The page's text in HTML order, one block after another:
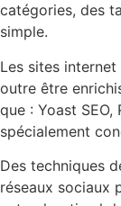
catégories, des
simple.
Les sites
outre être
que : Yoast SEO,
spécialement
Des techniques
réseaux sociaux